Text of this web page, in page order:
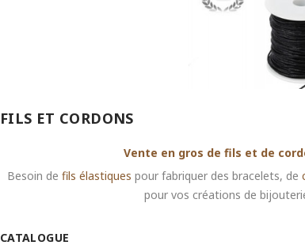
FILS ET CORDONS
Vente en gros de fils et de
Besoin de fils élastiques pour fabriquer des bracelets, de
pour vos créations de
CATALOGUE